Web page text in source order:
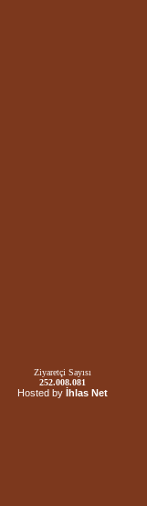
Ziyaretçi Sayısı
252.008.081
Hosted by İhlas Net